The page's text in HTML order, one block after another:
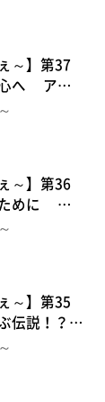
～】第37
へ アイ
～】第36
めに ア
～】第35
伝説！？